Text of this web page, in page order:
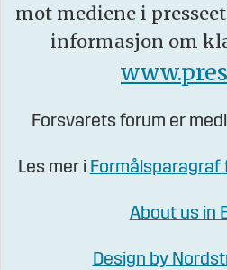
mot mediene i
informasjon om
Forsvarets forum er
Les mer i Formålsparagraf
About us in
Design by